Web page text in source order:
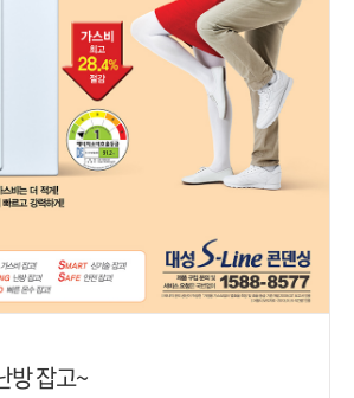
방 잡고~